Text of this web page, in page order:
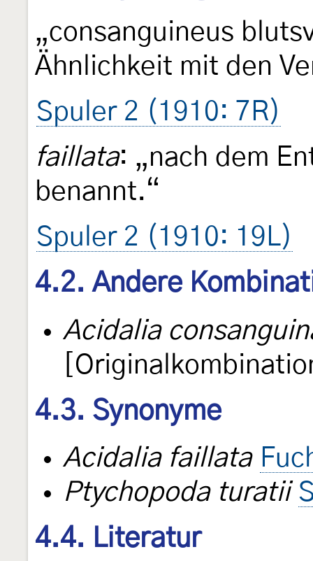
„consanguineus
Ähnlichkeit mit den
Spuler 2 (1910: 7R)
faillata: „nach dem
benannt.“
Spuler 2 (1910: 19L)
4.2. Andere
Acidalia
4.3. Synonyme
Acidalia faillata
Ptychopoda turatii
4.4. Literatur